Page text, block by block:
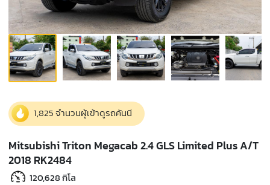
1,825 จำนวนผู้เข้าดูรถคันนี
Mitsubishi Triton Megacab 2.4 GLS Limited Plus A/T
2018 RK2484
120,628 กิโล